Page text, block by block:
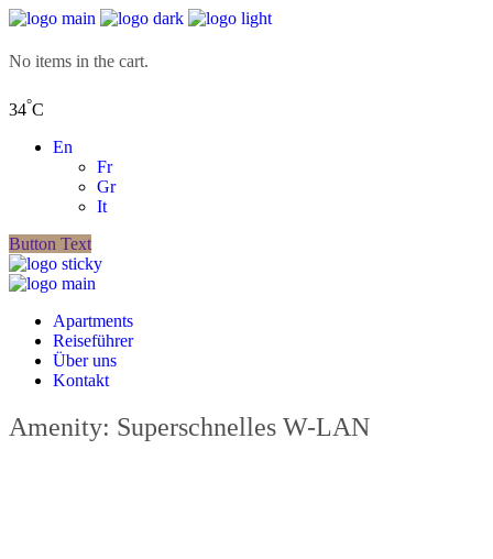
No items in the cart.
34°C
En
Fr
Gr
It
Button Text
Apartments
Reiseführer
Über uns
Kontakt
Amenity: Superschnelles W-LAN